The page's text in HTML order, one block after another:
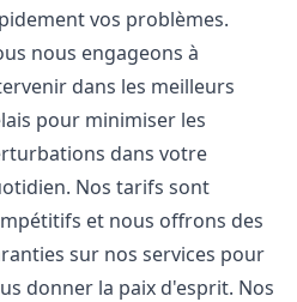
vos problèmes.
nous engageons à
dans les meilleurs
pour minimiser les
dans votre
Nos tarifs sont
et nous offrons des
sur nos services pour
donner la paix d'esprit. Nos